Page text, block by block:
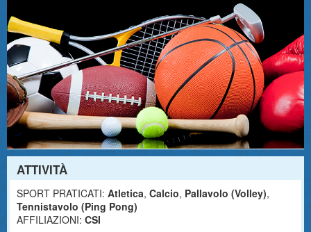
ATTIVITÀ
SPORT PRATICATI: Atletica, Calcio, Pallavolo (Volley),
Tennistavolo (Ping Pong)
AFFILIAZIONI: CSI